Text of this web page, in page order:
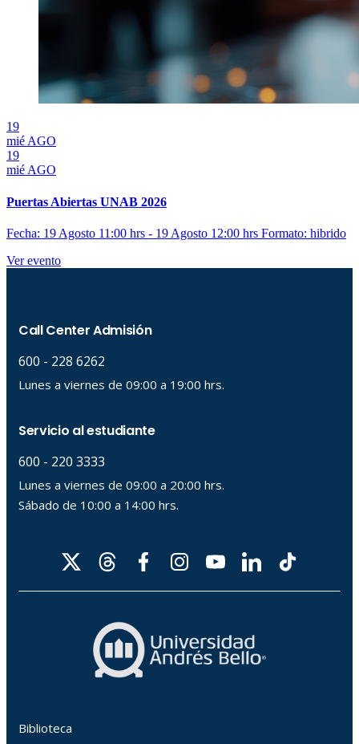
19
mié AGO
19
mié AGO
Puertas Abiertas UNAB 2026
Fecha: 19 Agosto 11:00 hrs - 19 Agosto 12:00 hrs Formato: hibrido
Ver evento